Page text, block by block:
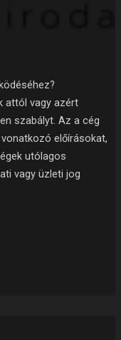
attól vagy azért
szabályt. Az a cég
előírásokat,
utólagos
vagy üzleti jog